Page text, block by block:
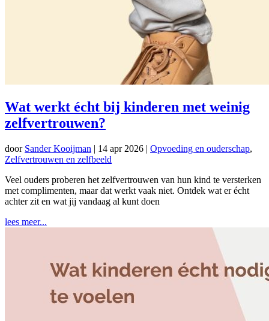
Wat werkt écht bij kinderen met weinig
zelfvertrouwen?
door Sander Kooijman | 14 apr 2026 | Opvoeding en ouderschap,
Zelfvertrouwen en zelfbeeld
Veel ouders proberen het zelfvertrouwen van hun kind te versterken
met complimenten, maar dat werkt vaak niet. Ontdek wat er écht
achter zit en wat jij vandaag al kunt doen
lees meer...